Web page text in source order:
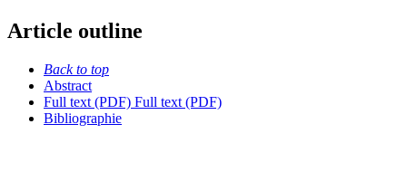
Article outline
Back to top
Abstract
Full text (PDF) Full text (PDF)
Bibliographie